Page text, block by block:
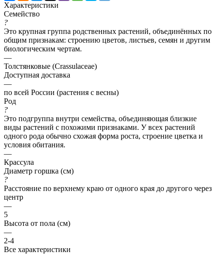
Характеристики
Семейство
?
Это крупная группа родственных растений, объединённых по
общим признакам: строению цветов, листьев, семян и другим
биологическим чертам.
—
Толстянковые (Crassulaceae)
Доступная доставка
—
по всей России (растения с весны)
Род
?
Это подгруппа внутри семейства, объединяющая близкие
виды растений с похожими признаками. У всех растений
одного рода обычно схожая форма роста, строение цветка и
условия обитания.
—
Крассула
Диаметр горшка (см)
?
Расстояние по верхнему краю от одного края до другого через
центр
—
5
Высота от пола (см)
—
2-4
Все характеристики